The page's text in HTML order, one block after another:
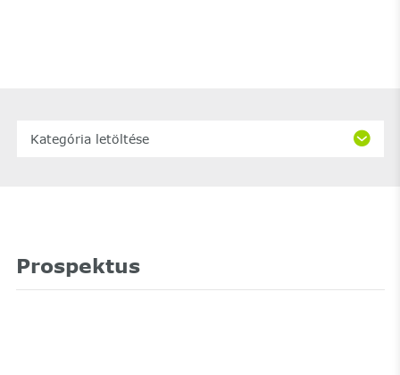
Kategória letöltése
Prospektus